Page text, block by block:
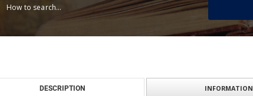
How to search...
DESCRIPTION INFORMATION